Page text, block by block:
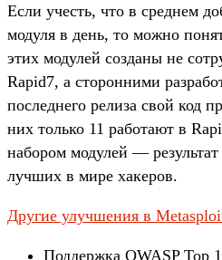
Если учесть, что в среднем
модуля в день, то можно
этих модулей созданы не
Rapid7, а сторонними
последнего релиза свой код
них только 11 работают в
набором модулей —
лучших в мире хакеров.
Другие улучшения в
Поддержка OWASP Top